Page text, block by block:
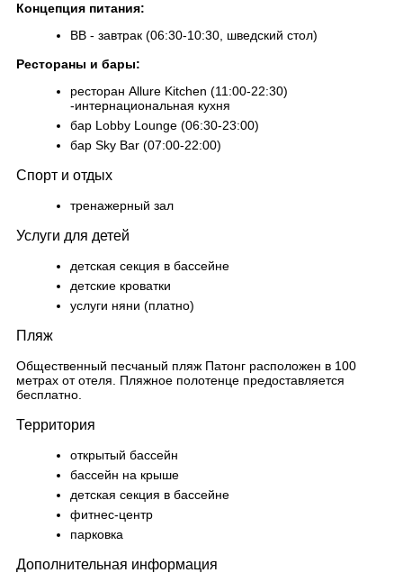
Концепция питания:
BB - завтрак (06:30-10:30, шведский стол)
Рестораны и бары:
ресторан Allure Kitchen (11:00-22:30)
-интернациональная кухня
бар Lobby Lounge (06:30-23:00)
бар Sky Bar (07:00-22:00)
Спорт и отдых
тренажерный зал
Услуги для детей
детская секция в бассейне
детские кроватки
услуги няни (платно)
Пляж
Общественный песчаный пляж Патонг расположен в 100
метрах от отеля. Пляжное полотенце предоставляется
бесплатно.
Территория
открытый бассейн
бассейн на крыше
детская секция в бассейне
фитнес-центр
парковка
Дополнительная информация